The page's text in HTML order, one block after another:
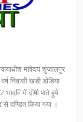
महोदय शुजालपुर
निवासी खडी डोडिया
भादवि में दोषी पाते हुये
दण्डित किया गया ।